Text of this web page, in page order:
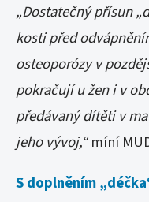
„Dostatečný přísun
kosti před
osteoporózy v
pokračují u žen i v
předávaný dítěti v
jeho vývoj,“míní
S doplněním